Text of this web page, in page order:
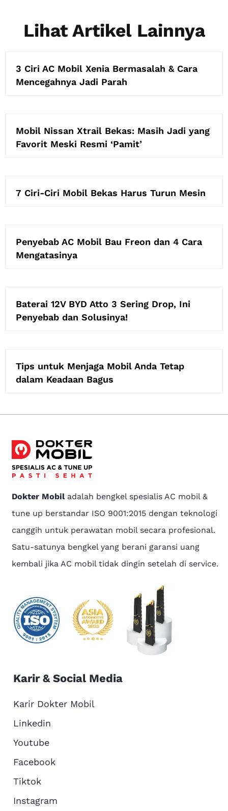
Lihat Artikel Lainnya
3 Ciri AC Mobil Xenia Bermasalah & Cara
Mencegahnya Jadi Parah
Mobil Nissan Xtrail Bekas: Masih Jadi yang
Favorit Meski Resmi ‘Pamit’
7 Ciri-Ciri Mobil Bekas Harus Turun Mesin
Penyebab AC Mobil Bau Freon dan 4 Cara
Mengatasinya
Baterai 12V BYD Atto 3 Sering Drop, Ini
Penyebab dan Solusinya!
Tips untuk Menjaga Mobil Anda Tetap
dalam Keadaan Bagus
Dokter Mobiladalah bengkel spesialis AC mobil &
tune up berstandar ISO 9001:2015 dengan teknologi
canggih untuk perawatan mobil secara profesional.
Satu-satunya bengkel yang berani garansi uang
kembali jika AC mobil tidak dingin setelah di service.
Karir & Social Media
Karir Dokter Mobil
Linkedin
Youtube
Facebook
Tiktok
Instagram